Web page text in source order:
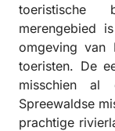
toeristische
merengebied
omgeving van
toeristen. De
misschien al
Spreewaldse
prachtige